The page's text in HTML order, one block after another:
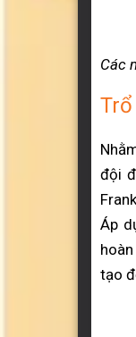
Các
đội
Áp
tạo